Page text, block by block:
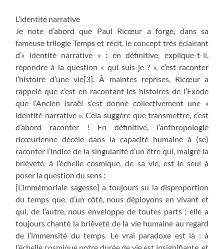
L’identité narrative
Je note d’abord que Paul Ricœur a forgé, dans sa
fameuse trilogie Temps et récit, le concept très éclairant
d’« identité narrative » : en définitive, explique-t-il,
répondre à la question « qui suis-je ? », c’est raconter
l’histoire d’une vie[3]. À maintes reprises, Ricœur a
rappelé que c’est en racontant les histoires de l’Exode
que l’Ancien Israël s’est donné collectivement une «
identité narrative ». Cela suggère que transmettre, c’est
d’abord raconter ! En définitive, l’anthropologie
ricœurienne décèle dans la capacité humaine à (se)
raconter l’indice de la singularité d’un être qui, malgré la
brièveté, à l’échelle cosmique, de sa vie, est le seul à
poser la question du sens :
[L’immémoriale sagesse] a toujours su la disproportion
du temps que, d’un côté, nous déployons en vivant et
qui, de l’autre, nous enveloppe de toutes parts ; elle a
toujours chanté la brièveté de la vie humaine au regard
de l’immensité du temps. Le vrai paradoxe est là : à
l’échelle cosmique notre durée de vie est insignifiante, et